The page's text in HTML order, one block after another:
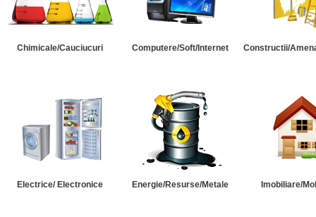
Chimicale/Cauciucuri Computere/Soft/Internet Constructii/
Electrice/ Electronice Energie/Resurse/Metale Imobiliare/